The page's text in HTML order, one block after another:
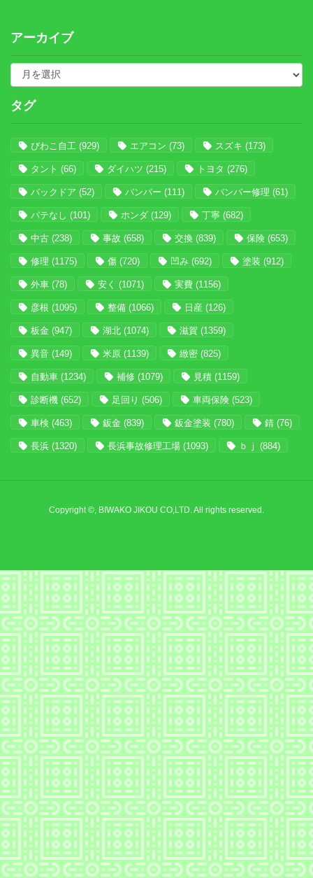
アーカイブ
タグ
びわこ自工 (929) エアコン (73) スズキ (173)
タント (66) ダイハツ (215) トヨタ (276)
バックドア (52) バンパー (111) バンパー修理 (61)
パテなし (101) ホンダ (129) 丁寧 (682)
中古 (238) 事故 (658) 交換 (839) 保険 (653)
修理 (1175) 傷 (720) 凹み (692) 塗装 (912)
外車 (78) 安く (1071) 実費 (1156)
彦根 (1095) 整備 (1066) 日産 (126)
板金 (947) 湖北 (1074) 滋賀 (1359)
異音 (149) 米原 (1139) 緻密 (825)
自動車 (1234) 補修 (1079) 見積 (1159)
診断機 (652) 足回り (506) 車両保険 (523)
車検 (463) 鈑金 (839) 鈑金塗装 (780) 錆 (76)
長浜 (1320) 長浜事故修理工場 (1093) ｂｊ (884)
Copyright ©, BIWAKO JIKOU CO,LTD. All rights reserved.